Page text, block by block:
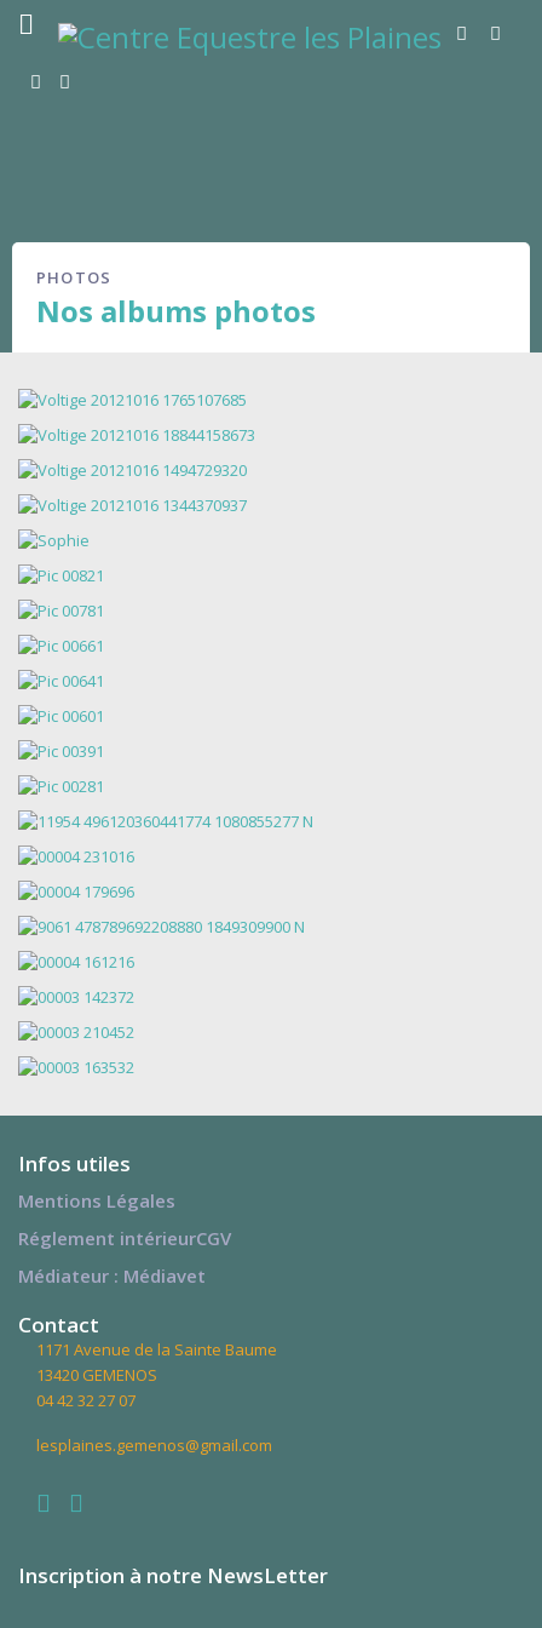
PHOTOS
Nos albums photos
Infos utiles
Mentions Légales
Réglement intérieurCGV
Médiateur : Médiavet
Contact
1171 Avenue de la Sainte Baume
13420 GEMENOS
04 42 32 27 07
lesplaines.gemenos@gmail.com
Facebook
Inscription à notre NewsLetter